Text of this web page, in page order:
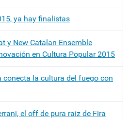
ya hay finalistas
y New Catalan Ensemble
en Cultura Popular 2015
conecta la cultura del fuego con
el off de pura raíz de Fira